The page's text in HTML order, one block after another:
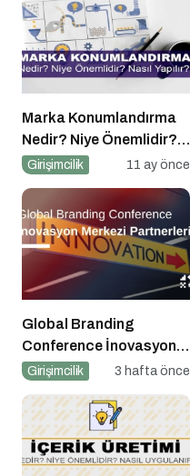
Marka Konumlandırma
Nedir? Niye Önemlidir?
Nasıl Yapılır?
Girişimcilik 11 ay önce
Global Branding
Conference İnovasyon
Merkezleri
Girişimcilik 3 hafta önce